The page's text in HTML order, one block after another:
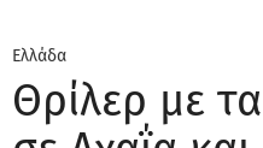
Ελλάδα
Θρίλερ με